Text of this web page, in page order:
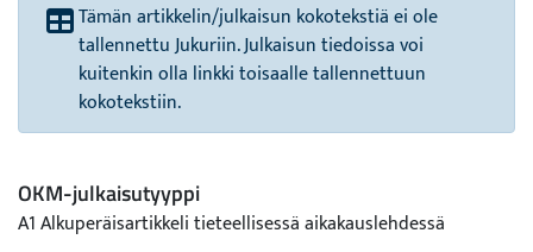
Tämän artikkelin/julkaisun kokotekstiä ei ole
tallennettu Jukuriin. Julkaisun tiedoissa voi
kuitenkin olla linkki toisaalle tallennettuun
kokotekstiin.
OKM-julkaisutyyppi
A1 Alkuperäisartikkeli tieteellisessä aikakauslehdessä